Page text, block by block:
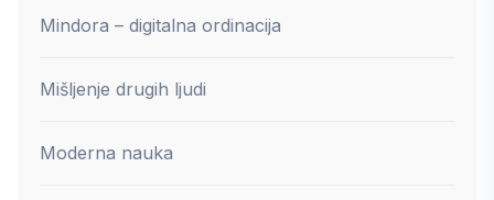
Mindora – digitalna ordinacija
Mišljenje drugih ljudi
Moderna nauka